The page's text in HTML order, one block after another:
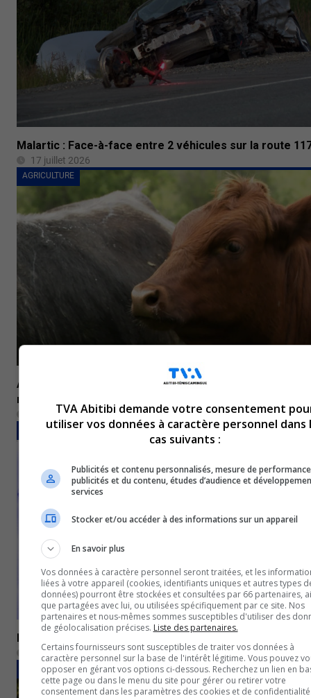
Malartic : Face-à-face entre 2 véhicules sur la route
17 juillet 2026
AGRICULTURE
Agriculture : Un projet pilote pour faciliter l’abattage
région
17 juillet 2026
FAITS DIVERS
Karen Dupuis a été localisée saine et sauve
17 juillet 2026
NOUVELLES
TVA Abitibi demande votre consentement
utiliser vos données à caractère personnel dans
cas suivants :
Publicités et contenu personnalisés, mesure de
publicités et du contenu, études d’audience et
services
Stocker et/ou accéder à des informations sur un appareil
En savoir plus
Vos données à caractère personnel seront traitées, et les
liées à votre appareil (cookies, identifiants uniques et autres types
données) pourront être stockées et consultées par 66 partenaires,
que partagées avec lui, ou utilisées spécifiquement par ce site. Nos
partenaires et nous-mêmes sommes susceptibles d'utiliser des
de géolocalisation précises. Liste des partenaires.
Certains fournisseurs sont susceptibles de traiter vos données à
caractère personnel sur la base de l'intérêt légitime. Vous pouvez
opposer en gérant vos options ci-dessous. Recherchez un lien en
cette page ou dans le menu du site pour gérer ou retirer votre
consentement dans les paramètres des cookies et de